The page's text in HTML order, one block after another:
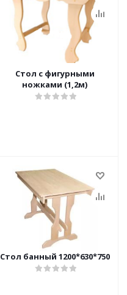
Стол с фигурными
ножками (1,2м)
Стол банный 1200*630*750